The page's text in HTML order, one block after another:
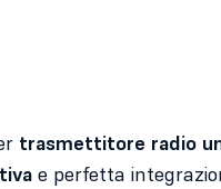
trasmettitore radio
e perfetta